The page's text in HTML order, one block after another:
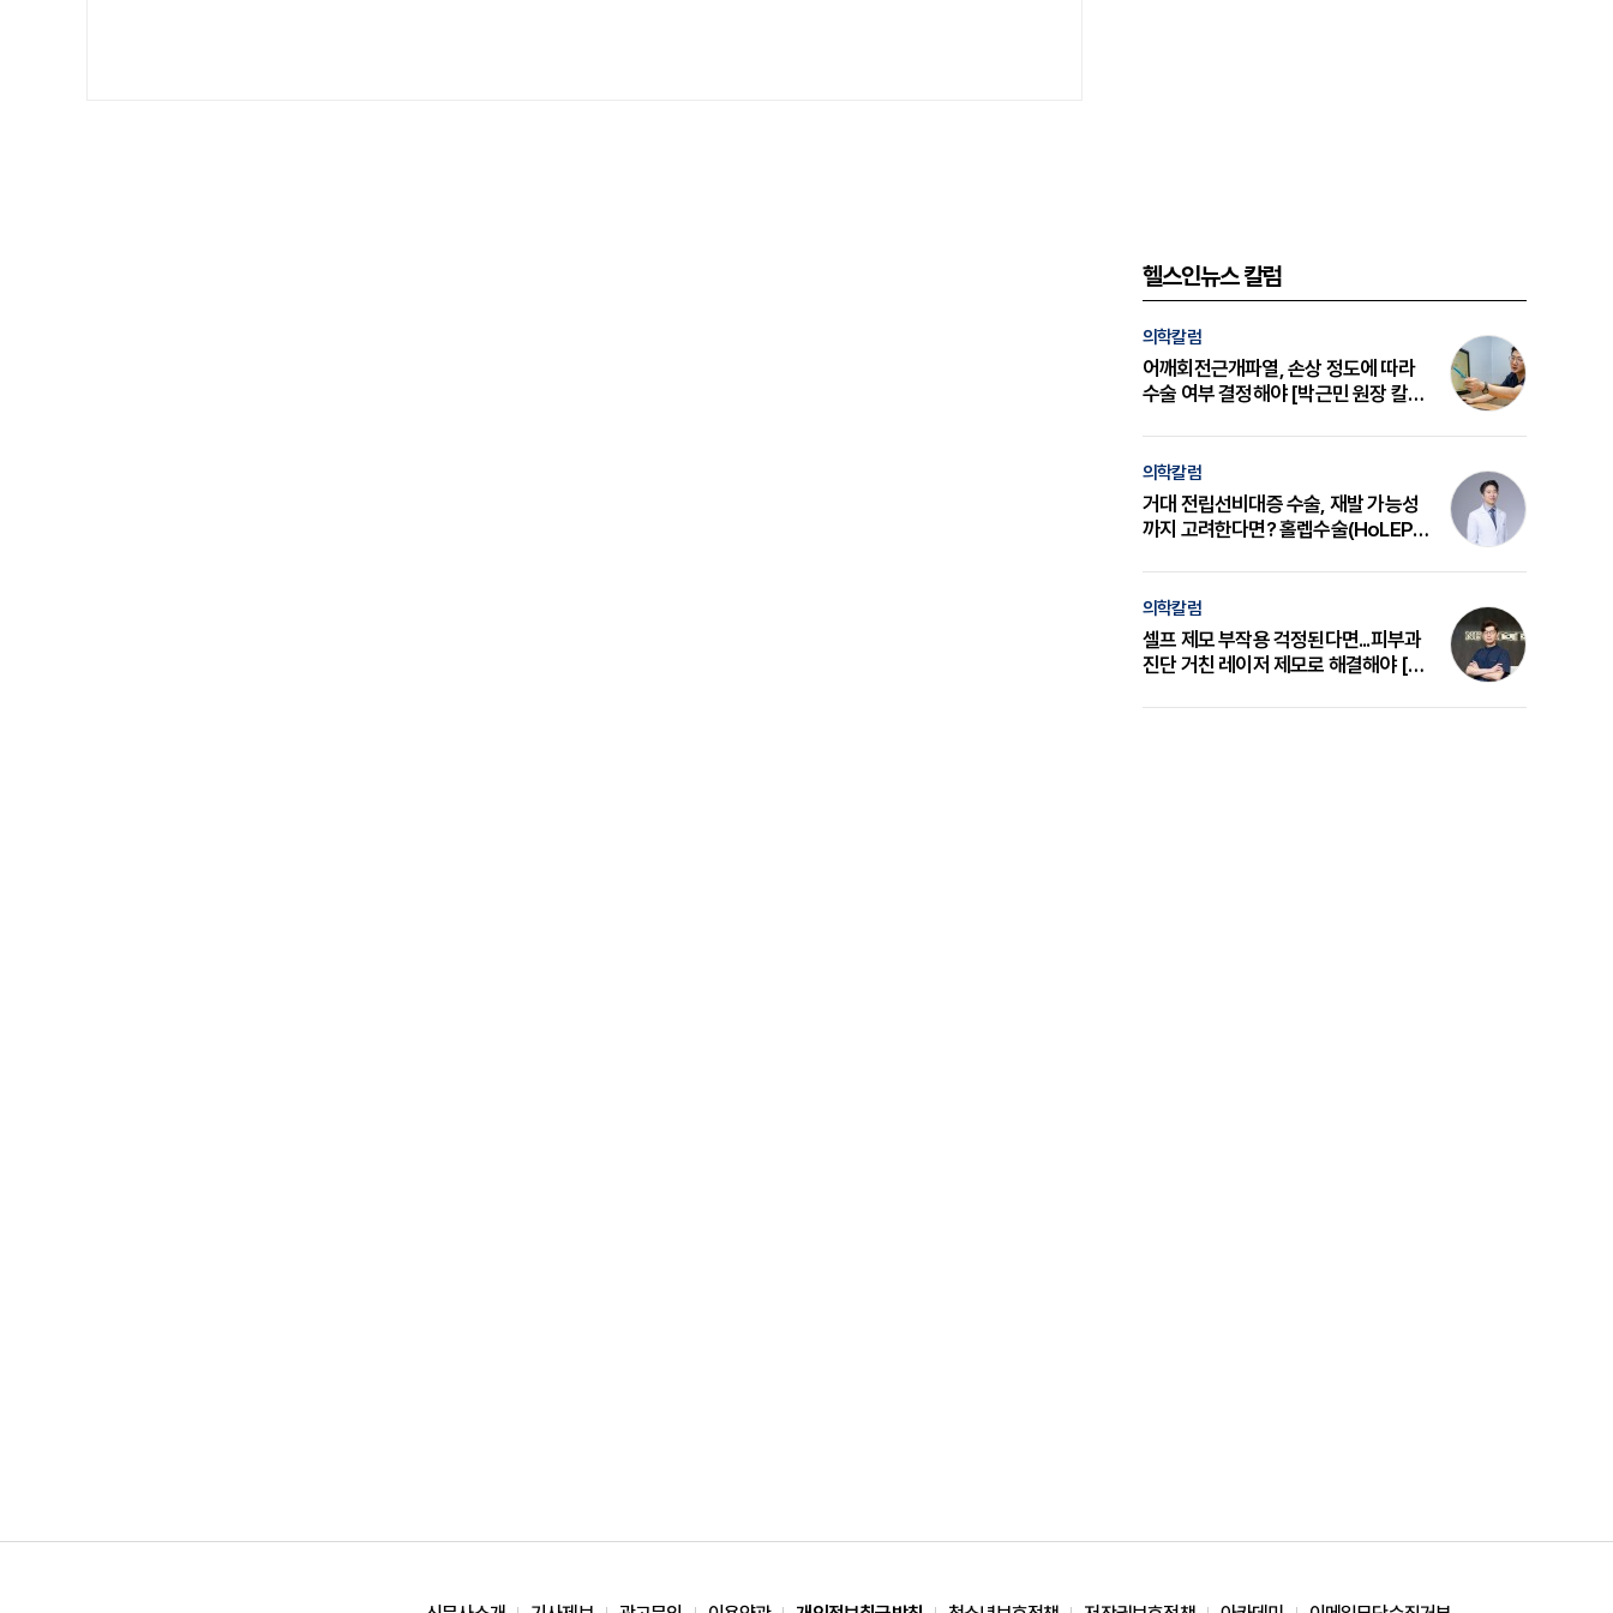
헬스인뉴스 칼럼
의학칼럼
어깨회전근개파열, 손상 정도에 따라
수술 여부 결정해야 [박근민 원장 칼
의학칼럼
거대 전립선비대증 수술, 재발 가능성
까지 고려한다면? 홀렙수술(HoLEP)
의학칼럼
셀프 제모 부작용 걱정된다면...피부과
진단 거친 레이저 제모로 해결해야 [변